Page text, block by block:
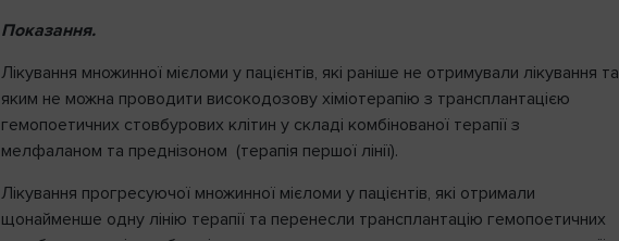
Показання.
Лікування множинної мієломи у пацієнтів, які раніше не отримували лікування та
яким не можна проводити високодозову хіміотерапію з трансплантацією
гемопоетичних стовбурових клітин у складі комбінованої терапії з
мелфаланом та преднізоном (терапія першої лінії).
Лікування прогресуючої множинної мієломи у пацієнтів, які отримали
щонайменше одну лінію терапії та перенесли трансплантацію гемопоетичних